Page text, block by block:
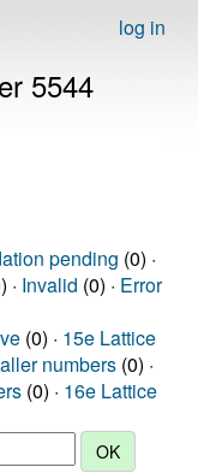
log in
5544
pending (0) ·
· Invalid (0) · Error
(0) · 15e Lattice
numbers (0) ·
(0) · 16e Lattice